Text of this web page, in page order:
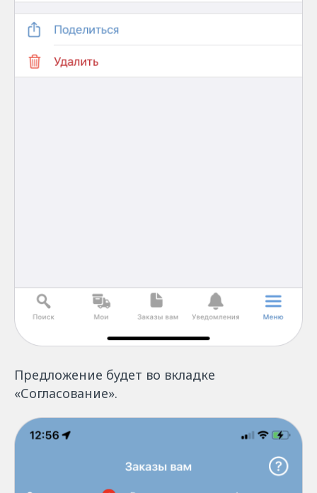
Предложение будет во вкладке
«Согласование».